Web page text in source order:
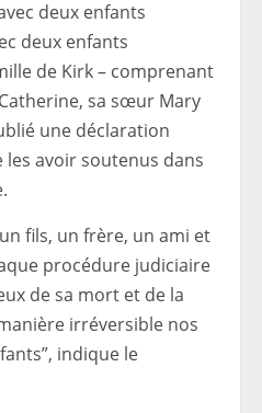
deux enfants
de Kirk – comprenant
sa sœur Mary
une déclaration
avoir soutenus dans
fils, un frère, un ami et
procédure judiciaire
de sa mort et de la
irréversible nos
indique le